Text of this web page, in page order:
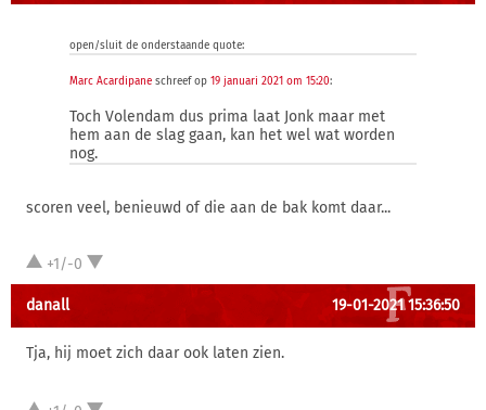
open/sluit de onderstaande quote:
Marc Acardipane schreef op 19 januari 2021 om 15:20:
Toch Volendam dus prima laat Jonk maar met
hem aan de slag gaan, kan het wel wat worden
nog.
scoren veel, benieuwd of die aan de bak komt daar...
+1/-0
danall 19-01-2021 15:36:50
Tja, hij moet zich daar ook laten zien.